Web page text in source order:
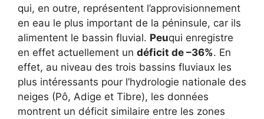
qui, en outre, représentent l’approvisionnement
en eau le plus important de la péninsule, car ils
alimentent le bassin fluvial. Peuqui enregistre
en effet actuellement un déficit de –36%. En
effet, au niveau des trois bassins fluviaux les
plus intéressants pour l’hydrologie nationale des
neiges (Pô, Adige et Tibre), les données
montrent un déficit similaire entre les zones